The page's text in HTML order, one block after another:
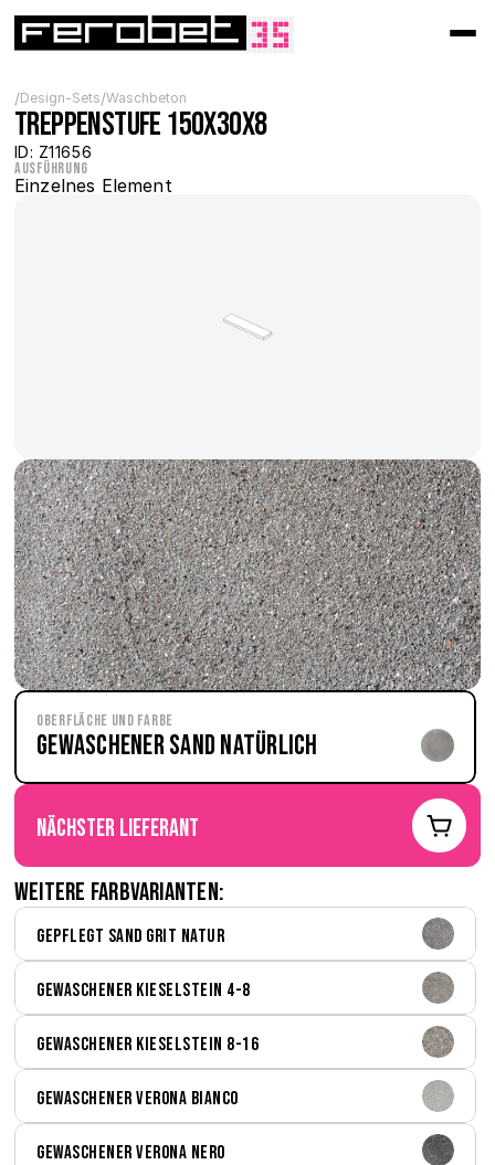
/Design-Sets/Waschbeton
Treppenstufe 150x30x8
ID: Z11656
Ausführung
Einzelnes Element
Oberfläche und Farbe
Gewaschener Sand natürlich
nächster Lieferant
Weitere Farbvarianten:
Gepflegt Sand Grit natur
Gewaschener Kieselstein 4-8
Gewaschener Kieselstein 8-16
Gewaschener Verona bianco
Gewaschener Verona nero